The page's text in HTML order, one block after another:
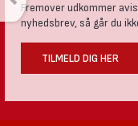
Fremover udkommer
nyhedsbrev, så går du
TILMELD DIG HER